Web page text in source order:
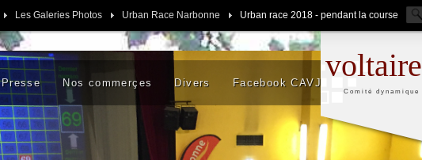
Les Galeries Photos Urban Race Narbonne Urban race 2018 - pendant la course
Comité
Presse Nos commerçes Divers Facebook CAVJ